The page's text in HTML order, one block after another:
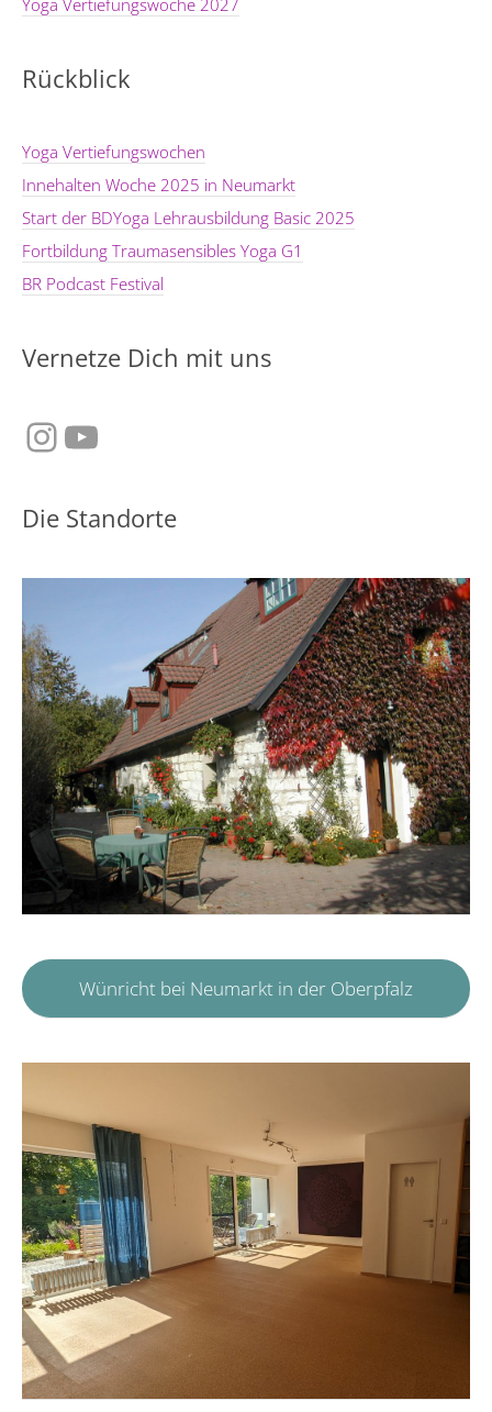
Yoga Vertiefungswoche 2027
Rückblick
Yoga Vertiefungswochen
Innehalten Woche 2025 in Neumarkt
Start der BDYoga Lehrausbildung Basic 2025
Fortbildung Traumasensibles Yoga G1
BR Podcast Festival
Vernetze Dich mit uns
Instagram
YouTube
Die Standorte
Wünricht bei Neumarkt in der Oberpfalz